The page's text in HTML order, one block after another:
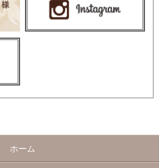
ホーム